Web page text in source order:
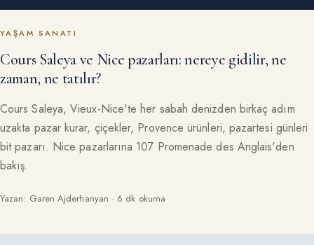
YAŞAM SANATI
Cours Saleya ve Nice pazarları: nereye gidilir, ne
zaman, ne tatılır?
Cours Saleya, Vieux-Nice'te her sabah denizden birkaç adım
uzakta pazar kurar, çiçekler, Provence ürünleri, pazartesi günleri
bit pazarı. Nice pazarlarına 107 Promenade des Anglais'den
bakış.
Yazan: Garen Ajderhanyan · 6 dk okuma